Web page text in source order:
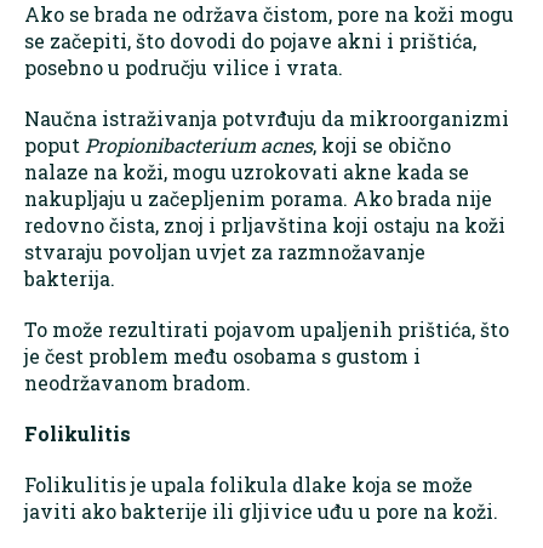
Ako se brada ne održava čistom, pore na koži mogu
se začepiti, što dovodi do pojave akni i prištića,
posebno u području vilice i vrata.
Naučna istraživanja potvrđuju da mikroorganizmi
poputPropionibacterium acnes, koji se obično
nalaze na koži, mogu uzrokovati akne kada se
nakupljaju u začepljenim porama. Ako brada nije
redovno čista, znoj i prljavština koji ostaju na koži
stvaraju povoljan uvjet za razmnožavanje
bakterija.
To može rezultirati pojavom upaljenih prištića, što
je čest problem među osobama s gustom i
neodržavanom bradom.
Folikulitis
Folikulitis je upala folikula dlake koja se može
javiti ako bakterije ili gljivice uđu u pore na koži.